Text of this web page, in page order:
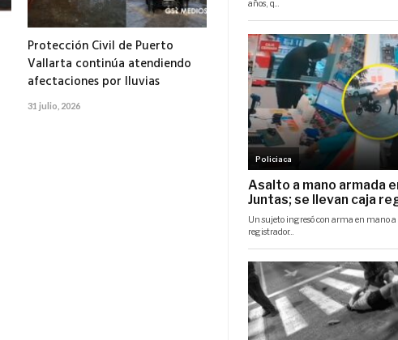
Protección Civil de Puerto
Vallarta continúa atendiendo
afectaciones por lluvias
31 julio, 2026